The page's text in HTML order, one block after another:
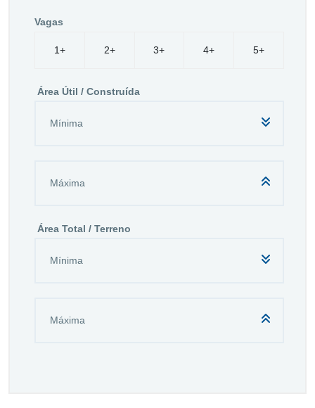
Vagas
1+ 2+ 3+ 4+ 5+
Área Útil / Construída
Área Total / Terreno